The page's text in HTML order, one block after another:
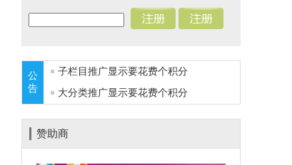
公
告
子栏目推广显示要花费个积分
大分类推广显示要花费个积分
赞助商